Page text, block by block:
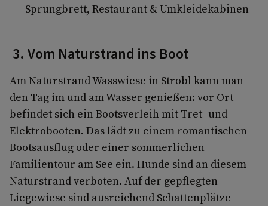
Sprungbrett, Restaurant & Umkleidekabinen
3. Vom Naturstrand ins Boot
Am Naturstrand Wasswiese in Strobl kann man
den Tag im und am Wasser genießen: vor Ort
befindet sich ein Bootsverleih mit Tret- und
Elektrobooten. Das lädt zu einem romantischen
Bootsausflug oder einer sommerlichen
Familientour am See ein. Hunde sind an diesem
Naturstrand verboten. Auf der gepflegten
Liegewiese sind ausreichend Schattenplätze